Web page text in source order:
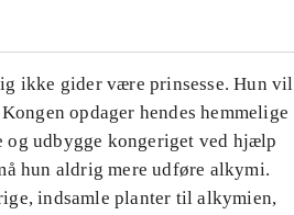
ikke gider være prinsesse. Hun vil
opdager hendes hemmelige
og udbygge kongeriget ved hjælp
hun aldrig mere udføre alkymi.
indsamle planter til alkymien,